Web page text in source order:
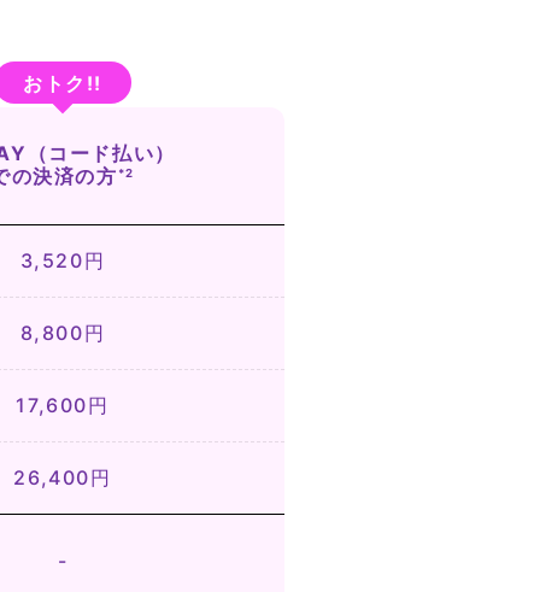
（コード払い）
の決済の方 *2
3,520円
8,800円
17,600円
26,400円
-